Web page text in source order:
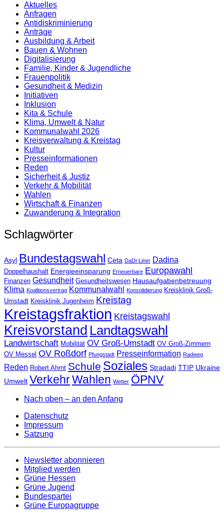
Aktuelles
Anfragen
Antidiskrimi­nierung
Anträge
Ausbildung & Arbeit
Bauen & Wohnen
Digitalisierung
Familie, Kinder & Jugendliche
Frauenpolitik
Gesundheit & Medizin
Initiativen
Inklusion
Kita & Schule
Klima, Umwelt & Natur
Kommunalwahl 2026
Kreisverwaltung & Kreistag
Kultur
Presse­informationen
Reden
Sicherheit & Justiz
Verkehr & Mobilität
Wahlen
Wirtschaft & Finanzen
Zuwanderung & Integration
Schlagwörter
Asyl Bundestagswahl Ceta DaDi-Liner Dadina
Doppelhaushalt Energieeinsparung Erneuerbare Europawahl
Finanzen Gesundheit Gesundheitswesen Hausaufgabenbetreuung
Klima Koalitionsvertrag Kommunalwahl Konsolidierung Kreisklinik Groß-
Umstadt Kreisklinik Jugenheim Kreistag
Kreistagsfraktion Kreistagswahl
Kreisvorstand Landtagswahl
Landwirtschaft Mobilität OV Groß-Umstadt OV Groß-Zimmern
OV Messel OV Roßdorf Pfungstadt Presseinformation Radweg
Reden Robert Ahrnt Schule Soziales Stradadi TTIP Ukraine
Umwelt VerkehrWahlen Wetter ÖPNV
Nach oben – an den Anfang
Datenschutz
Impressum
Satzung
Newsletter abonnieren
Mitglied werden
Grüne Hessen
Grüne Jugend
Bundespartei
Grüne Europagruppe